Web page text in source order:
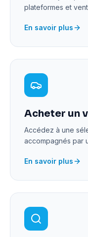
plateformes et
En savoir plus
Acheter un
Accédez à une
accompagnés par
En savoir plus